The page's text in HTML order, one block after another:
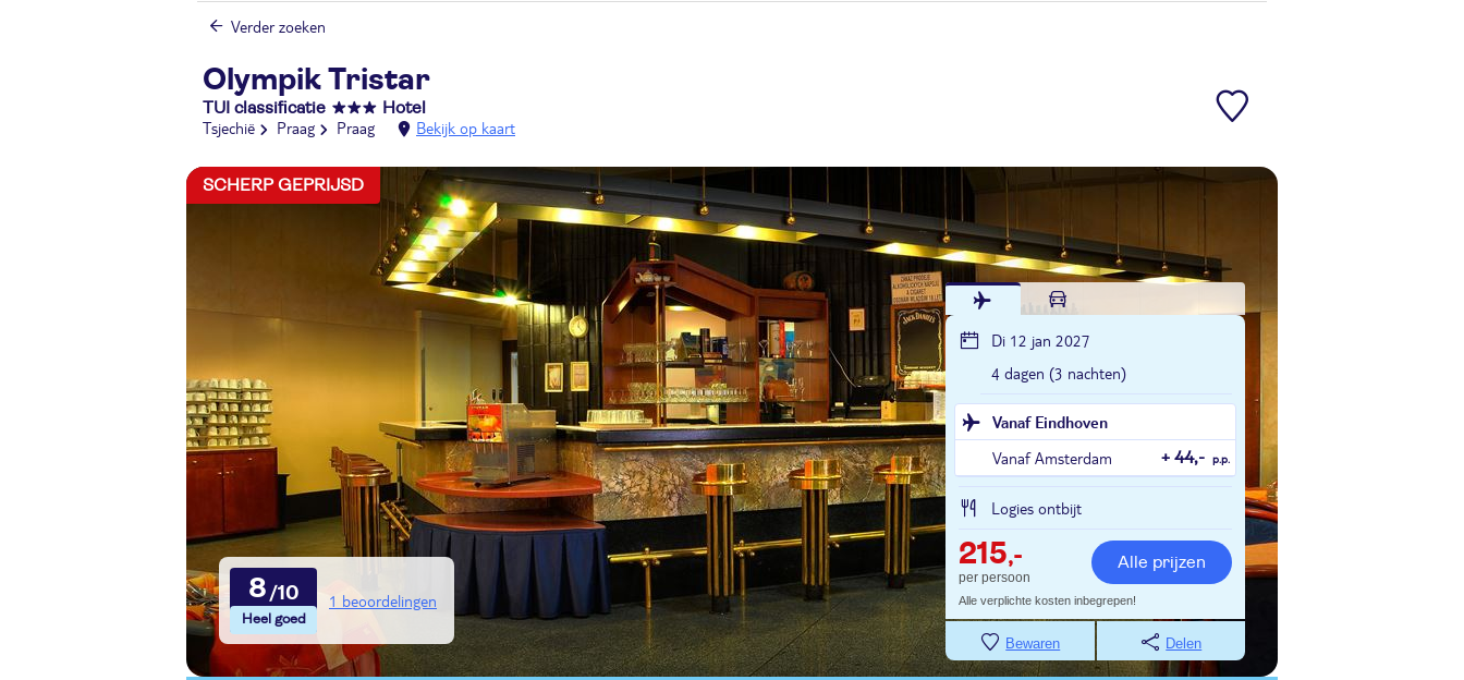
Verder zoeken
Olympik Tristar
TUI classificatie Hotel
Tsjechië Praag Praag Bekijk op kaart
8 1 beoordelingen
SCHERP GEPRIJSD
Di 12 jan 2027
4 dagen (3 nachten)
Vanaf Eindhoven
Vanaf Amsterdam
+ 44,- p.p.
Logies ontbijt
215,-
per persoon
Alle prijzen
Alle verplichte kosten inbegrepen!
Bewaren Delen